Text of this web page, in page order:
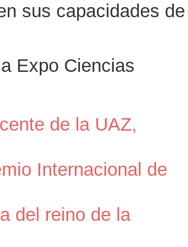
sus capacidades de
Expo Ciencias
de la UAZ,
Internacional de
del reino de la